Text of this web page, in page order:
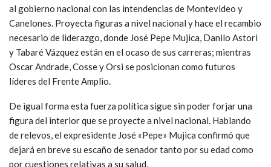
al gobierno nacional con las intendencias de Montevideo y
Canelones. Proyecta figuras a nivel nacional y hace el recambio
necesario de liderazgo, donde José Pepe Mujica, Danilo Astori
y Tabaré Vázquez están en el ocaso de sus carreras; mientras
Oscar Andrade, Cosse y Orsi se posicionan como futuros
líderes del Frente Amplio.
De igual forma esta fuerza política sigue sin poder forjar una
figura del interior que se proyecte a nivel nacional. Hablando
de relevos, el expresidente José «Pepe» Mujica confirmó que
dejará en breve su escaño de senador tanto por su edad como
por cuestiones relativas a su salud.